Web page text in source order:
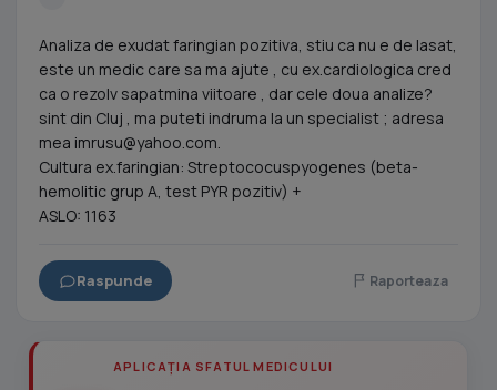
Analiza de exudat faringian pozitiva, stiu ca nu e de lasat,
este un medic care sa ma ajute , cu ex.cardiologica cred
ca o rezolv sapatmina viitoare , dar cele doua analize?
sint din Cluj , ma puteti indruma la un specialist ; adresa
mea imrusu@yahoo.com.
Cultura ex.faringian: Streptococuspyogenes (beta-
hemolitic grup A, test PYR pozitiv) +
ASLO: 1163
Raspunde Raporteaza
APLICAȚIA SFATUL MEDICULUI